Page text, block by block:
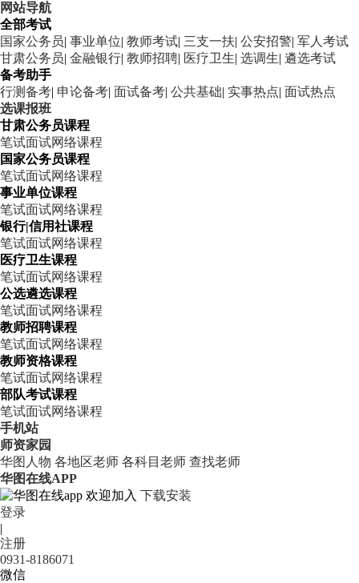
网站导航
全部考试
国家公务员| 事业单位| 教师考试| 三支一扶| 公安招警| 军人考试
甘肃公务员| 金融银行| 教师招聘| 医疗卫生| 选调生| 遴选考试
备考助手
行测备考| 申论备考| 面试备考| 公共基础| 实事热点| 面试热点
选课报班
甘肃公务员课程
笔试面试网络课程
国家公务员课程
笔试面试网络课程
事业单位课程
笔试面试网络课程
银行|信用社课程
笔试面试网络课程
医疗卫生课程
笔试面试网络课程
公选遴选课程
笔试面试网络课程
教师招聘课程
笔试面试网络课程
教师资格课程
笔试面试网络课程
部队考试课程
笔试面试网络课程
手机站
师资家园
华图人物 各地区老师 各科目老师 查找老师
华图在线APP
欢迎加入 下载安装
登录
|
注册
0931-8186071
微信